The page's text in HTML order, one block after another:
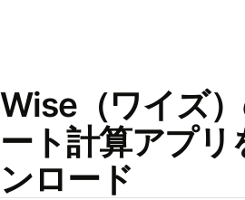
Wise（ワイズ
ート計算アプリ
ンロード